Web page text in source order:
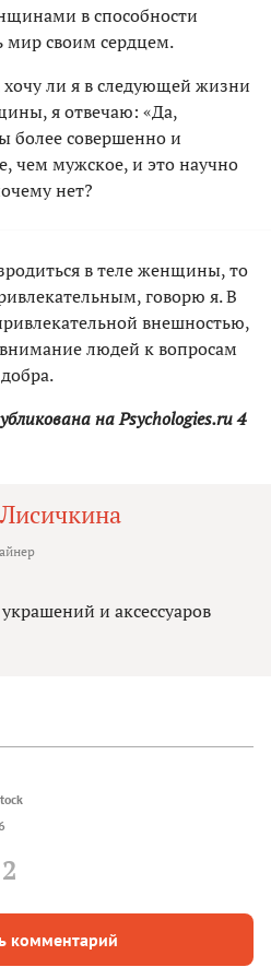
в способности
мир своим сердцем.
ли я в следующей жизни
я отвечаю: «Да,
более совершенно и
чем мужское, и это научно
нет?
в теле женщины, то
говорю я. В
внешностью,
людей к вопросам
на Psychologies.ru 4
и аксессуаров
2
комментарий